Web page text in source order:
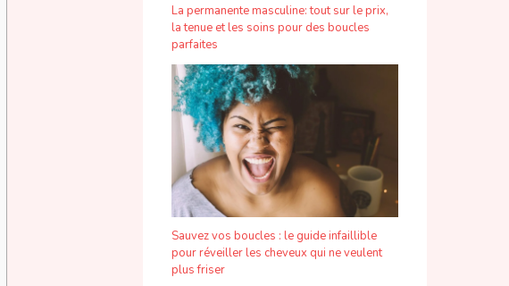
La permanente masculine: tout sur le prix,
la tenue et les soins pour des boucles
parfaites
Sauvez vos boucles : le guide infaillible
pour réveiller les cheveux qui ne veulent
plus friser